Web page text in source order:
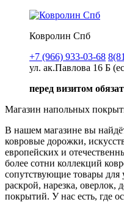
Ковролин Спб
+7 (966) 933-03-68
ул. ак.Павлова 16 Б
перед визитом
Магазин напольных
В нашем магазине вы
ковровые дорожки,
европейских и
более сотни коллекций
сопутствующие товары
раскрой, нарезка, оверлок,
покрытий. У нас есть, где